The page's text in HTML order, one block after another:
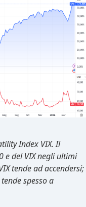
Index VIX. Il
e del VIX negli ultimi
tende ad accendersi;
spesso a